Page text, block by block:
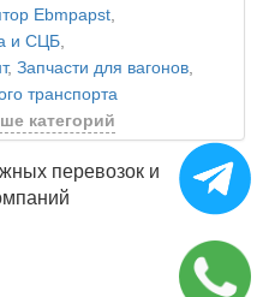
Ebmpapst,
и СЦБ,
, Запчасти для вагонов,
транспорта
категорий
перевозок и